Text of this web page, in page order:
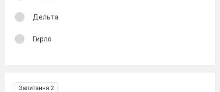
Дельта
Гирло
Запитання 2